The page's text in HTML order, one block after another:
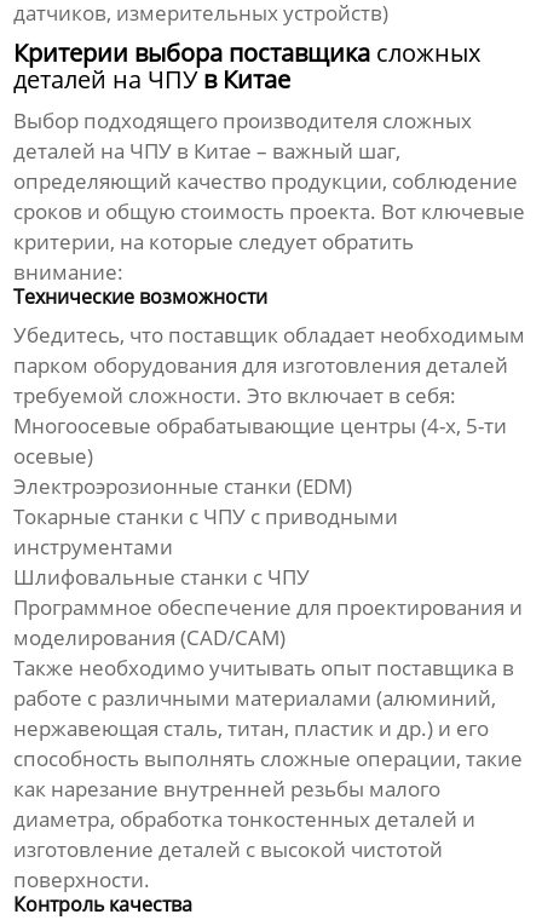
датчиков, измерительных устройств)
Критерии выбора поставщика сложных
деталей на ЧПУв Китае
Выбор подходящего производителя сложных
деталей на ЧПУ в Китае – важный шаг,
определяющий качество продукции, соблюдение
сроков и общую стоимость проекта. Вот ключевые
критерии, на которые следует обратить
внимание:
Технические возможности
Убедитесь, что поставщик обладает необходимым
парком оборудования для изготовления деталей
требуемой сложности. Это включает в себя:
Многоосевые обрабатывающие центры (4-х, 5-ти
осевые)
Электроэрозионные станки (EDM)
Токарные станки с ЧПУ с приводными
инструментами
Шлифовальные станки с ЧПУ
Программное обеспечение для проектирования и
моделирования (CAD/CAM)
Также необходимо учитывать опыт поставщика в
работе с различными материалами (алюминий,
нержавеющая сталь, титан, пластик и др.) и его
способность выполнять сложные операции, такие
как нарезание внутренней резьбы малого
диаметра, обработка тонкостенных деталей и
изготовление деталей с высокой чистотой
поверхности.
Контроль качества